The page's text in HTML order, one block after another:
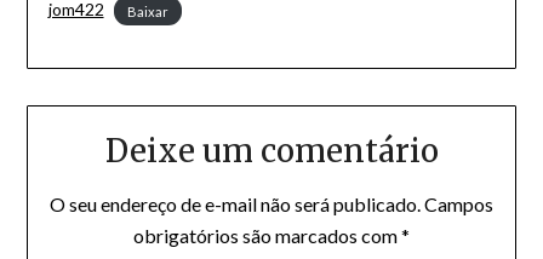
jom422 Baixar
Deixe um comentário
O seu endereço de e-mail não será publicado.Campos
obrigatórios são marcados com*